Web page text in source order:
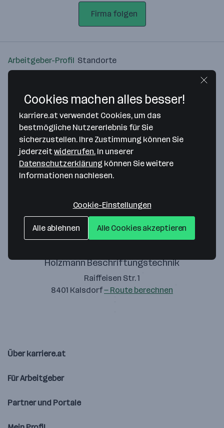
Firma folgen
Arbeitgeber-Profil Standorte
Bitte stimme unseren Cookie-
Richtlinien zu, um diese Karte
anzuzeigen.
Holzmann Beschriftungstechnik
Raiffeisen Str. 1
8401 Kalsdorf— Route berechnen
Über karriere.at
Für Arbeitgeber
Partner und Portale
Cookies machen alles besser!
karriere.at verwendet Cookies, um das
bestmögliche Nutzererlebnis für Sie
sicherzustellen. Ihre Zustimmung können Sie
jederzeitwiderrufen. In unserer
Datenschutzerklärung können Sie weitere
Informationen nachlesen.
Cookie-Einstellungen
Alle ablehnen Alle Cookies akzeptieren